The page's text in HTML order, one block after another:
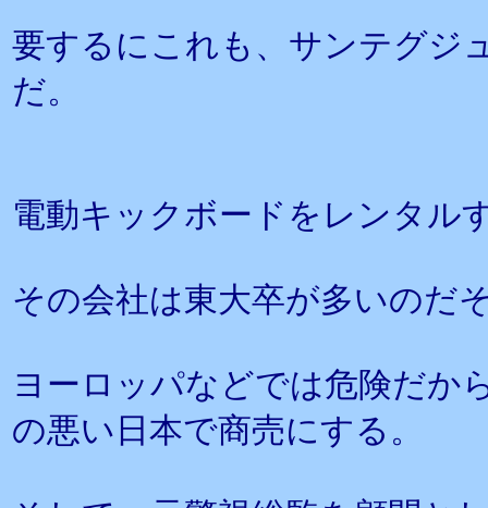
要するにこれも、サンテグジ
だ。
電動キックボードをレンタル
その会社は東大卒が多いのだ
ヨーロッパなどでは危険だか
の悪い日本で商売にする。